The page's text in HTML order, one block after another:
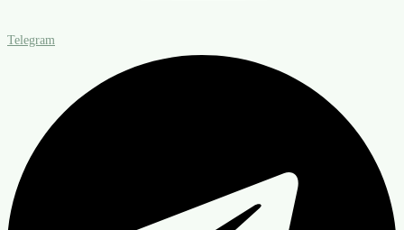
Telegram